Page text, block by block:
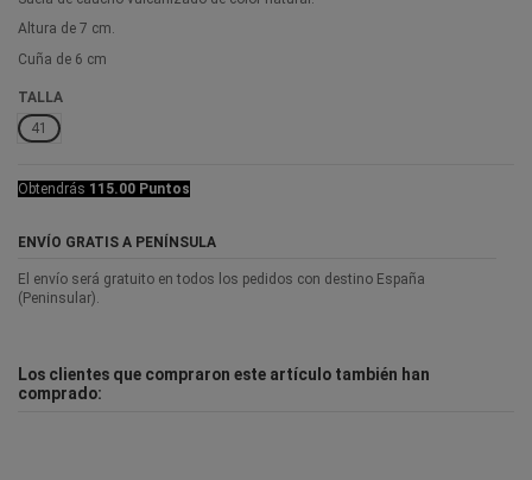
Altura de 7 cm.
Cuña de 6 cm
TALLA
41
Obtendrás 115.00 Puntos
ENVÍO GRATIS A PENÍNSULA
El envío será gratuito en todos los pedidos con destino España
(Peninsular).
Los clientes que compraron este artículo también han
comprado: